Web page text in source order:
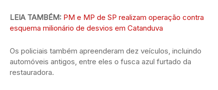
LEIA TAMBÉM: PM e MP de SP realizam operação contra
esquema milionário de desvios em Catanduva
Os policiais também apreenderam dez veículos, incluindo
automóveis antigos, entre eles o fusca azul furtado da
restauradora.